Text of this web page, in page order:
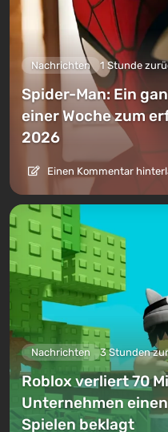
Nachrichten 1 Stunde
Spider-Man: Ein
einer Woche zum
2026
Einen Kommentar
Nachrichten 3 Stunden
Roblox verliert 70
Unternehmen
Spielen beklagt